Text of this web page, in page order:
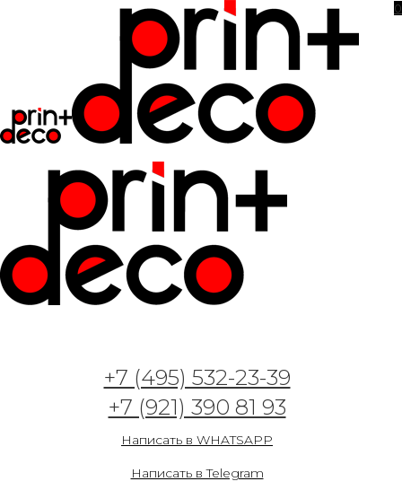
+7 (495) 532-23-39
+7 (921) 390 81 93
Написать в WHATSAPP
Написать в Telegram
0